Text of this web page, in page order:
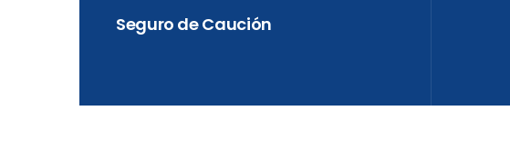
Seguro de Caución